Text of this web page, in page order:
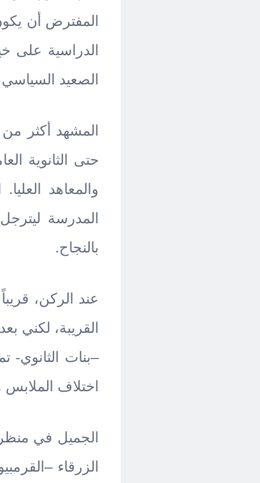
المفترض أن
الدراسية على
الصعيد السياسي
المشهد أكثر
حتى الثانوية
والمعاهد
المدرسة
بالنجاح.
عند الركن،
القريبة، لكني
–بنات الثانوي-
اختلاف
الجميل في منظر
الزرقاء